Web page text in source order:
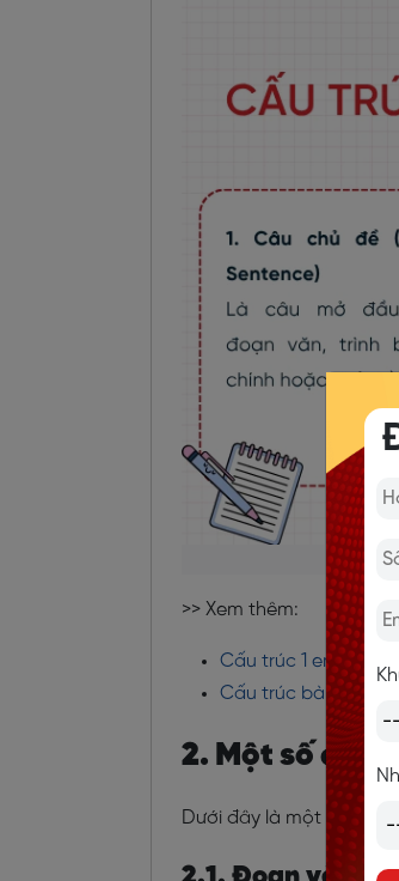
>> Xem thêm:
Cấu trúc 1 email
Cấu trúc bài thuyết
2. Một số
Dưới đây là một số